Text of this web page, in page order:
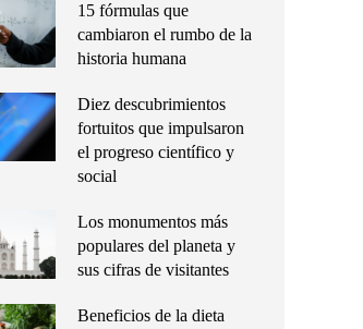
15 fórmulas que
cambiaron el rumbo de la
historia humana
Diez descubrimientos
fortuitos que impulsaron
el progreso científico y
social
Los monumentos más
populares del planeta y
sus cifras de visitantes
Beneficios de la dieta